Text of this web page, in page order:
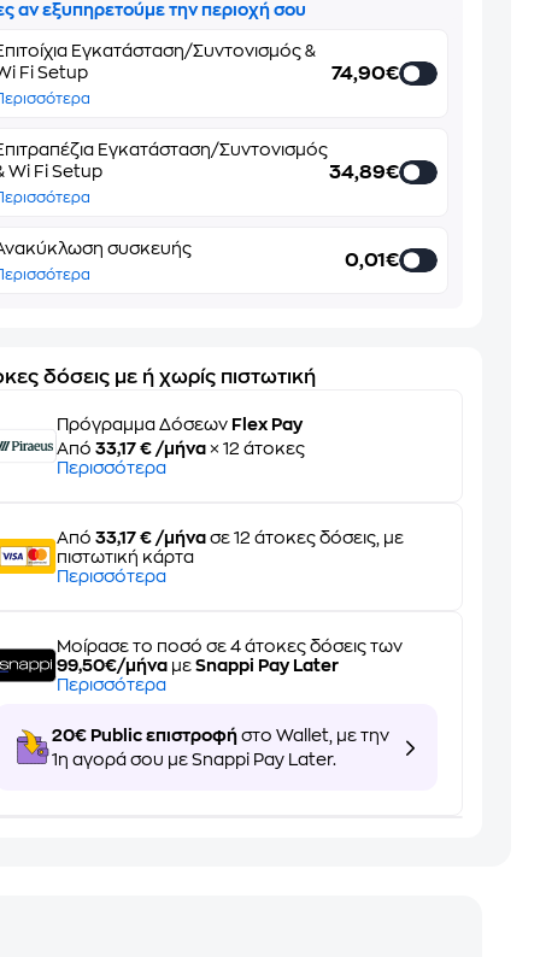
αν εξυπηρετούμε την περιοχή σου
Εγκατάσταση/Συντονισμός &
Fi Setup
74,90€
Εγκατάσταση/Συντονισμός
Wi Fi Setup
34,89€
συσκευής
0,01€
δόσεις με ή χωρίς πιστωτική
Πρόγραμμα Δόσεων Flex Pay
Από33,17 € /μήνα × 12 άτοκες
Περισσότερα
Από33,17 € /μήνα σε 12 άτοκες δόσεις, με
πιστωτική κάρτα
Περισσότερα
Μοίρασε το ποσό σε 4 άτοκες δόσεις των
99,50€/μήνα μεSnappi Pay Later
Περισσότερα
20€ Public επιστροφή στο Wallet, με την
1η αγορά σου με Snappi Pay Later.